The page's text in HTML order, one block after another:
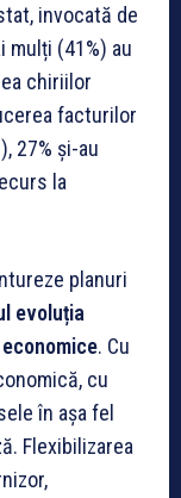
invocată de
mulți (41%) au
chiriilor
facturilor
27% și-au
la
planuri
evoluția
. Cu
cu
în așa fel
Flexibilizarea